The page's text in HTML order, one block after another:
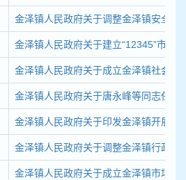
金泽镇人民政府关于调整金泽镇安全生
金泽镇人民政府关于建立“12345”市民
金泽镇人民政府关于成立金泽镇社会治
金泽镇人民政府关于唐永峰等同志任职
金泽镇人民政府关于印发金泽镇开展沿
金泽镇人民政府关于调整金泽镇行政领
金泽镇人民政府关于成立金泽镇市场监